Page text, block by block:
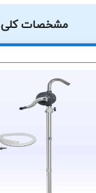
مشخصات کلی